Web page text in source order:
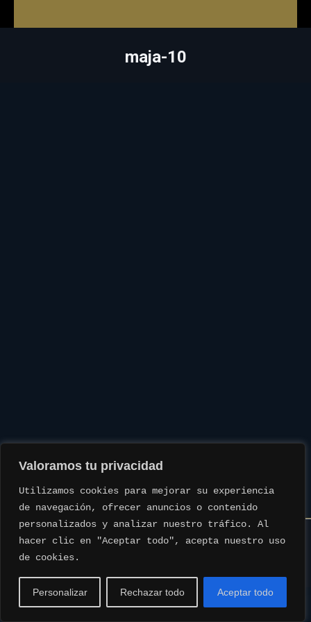
Valoramos tu privacidad
Utilizamos cookies para mejorar su experiencia
de navegación, ofrecer anuncios o contenido
personalizados y analizar nuestro tráfico. Al
hacer clic en "Aceptar todo", acepta nuestro uso
de cookies.
Personalizar Rechazar todo Aceptar todo
maja-10
www.rotmanbulls.com © Todos los derechos reservados. | Web